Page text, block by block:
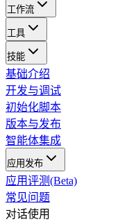
工作流
工具
技能
基础介绍
开发与调试
初始化脚本
版本与发布
智能体集成
应用发布
应用评测(Beta)
常见问题
对话使用